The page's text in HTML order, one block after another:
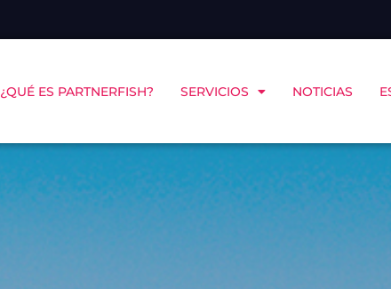
¿QUÉ ES PARTNERFISH? SERVICIOS NOTICIAS